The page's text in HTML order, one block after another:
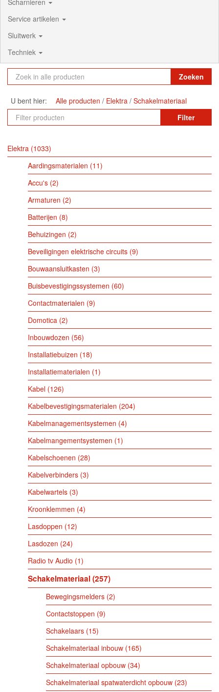
Service artikelen
Sluitwerk
Techniek
Zoeken
U bent hier: Alle producten Elektra Schakelmateriaal
Filter
Elektra 1033
Aardingsmaterialen 11
Accu's 2
Armaturen 2
Batterijen 8
Behuizingen 2
Beveiligingen elektrische circuits 9
Bouwaansluitkasten 3
Buisbevestigingssystemen 60
Contactmaterialen 9
Domotica 2
Inbouwdozen 56
Installatiebuizen 18
Installatiematerialen 1
Kabel 126
Kabelbevestigingsmaterialen 204
Kabelmanagementsystemen 4
Kabelmangementsystemen 1
Kabelschoenen 28
Kabelverbinders 3
Kabelwartels 3
Kroonklemmen 4
Lasdoppen 12
Lasdozen 24
Radio tv Audio 1
Schakelmateriaal 257
Bewegingsmelders 2
Contactstoppen 9
Schakelaars 15
Schakelmateriaal inbouw 165
Schakelmateriaal opbouw 34
Schakelmateriaal spatwaterdicht opbouw 23